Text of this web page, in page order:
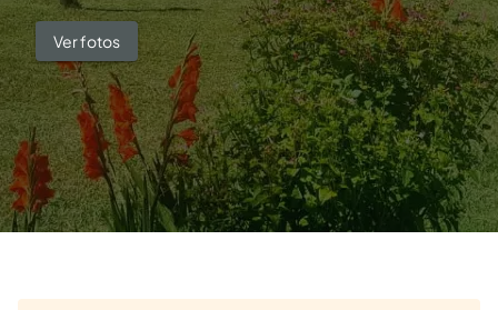
Ver fotos